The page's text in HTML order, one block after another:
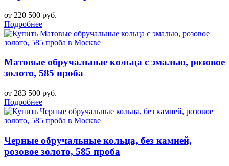
от 220 500 руб.
Подробнее
Матовые обручальные кольца с эмалью, розовое
золото, 585 проба
от 283 500 руб.
Подробнее
Черные обручальные кольца, без камней,
розовое золото, 585 проба